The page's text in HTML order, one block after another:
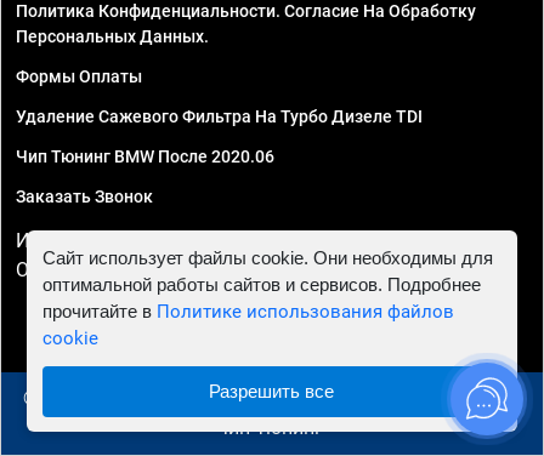
Политика Конфиденциальности. Согласие На Обработку
Персональных Данных.
Формы Оплаты
Удаление Сажевого Фильтра На Турбо Дизеле TDI
Чип Тюнинг BMW После 2020.06
Заказать Звонок
ИП Смирнов Георгий Павлович. ИНН 781302555843,
ОГРНИП 324470400032610
© 2010 - 2026 Чип тюнинг в Сургуте - Автосервис "Евро
Чип Тюнинг"
Сайт использует файлы cookie. Они необходимы для
оптимальной работы сайтов и сервисов. Подробнее
прочитайте в Политике использования файлов
cookie
Разрешить все